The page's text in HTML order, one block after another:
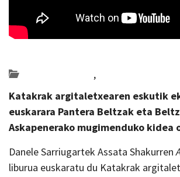
,
Katakrak argitaletxearen eskutik
euskarara Pantera Beltzak eta
Askapenerako mugimenduko kidea
Danele Sarriugartek Assata Shakurren
liburua euskaratu du Katakrak